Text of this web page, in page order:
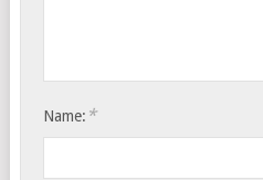
Name: *